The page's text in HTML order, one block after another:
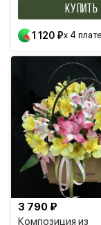
КУПИТЬ
1 120 ₽x 4
Композиция из
3 790 ₽